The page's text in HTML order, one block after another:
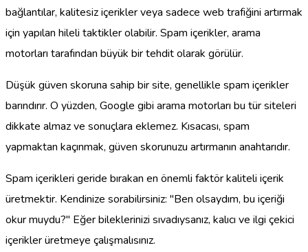
bağlantılar, kalitesiz içerikler veya sadece web trafiğini artırmak
için yapılan hileli taktikler olabilir. Spam içerikler, arama
motorları tarafından büyük bir tehdit olarak görülür.
Düşük güven skoruna sahip bir site, genellikle spam içerikler
barındırır. O yüzden, Google gibi arama motorları bu tür siteleri
dikkate almaz ve sonuçlara eklemez. Kısacası, spam
yapmaktan kaçınmak, güven skorunuzu artırmanın anahtarıdır.
Spam içerikleri geride bırakan en önemli faktör kaliteli içerik
üretmektir. Kendinize sorabilirsiniz: "Ben olsaydım, bu içeriği
okur muydu?" Eğer bileklerinizi sıvadıysanız, kalıcı ve ilgi çekici
içerikler üretmeye çalışmalısınız.